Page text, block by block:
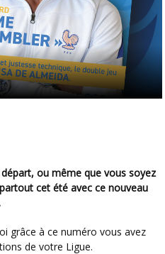
cet été avec ce nouveau
de votre Ligue.